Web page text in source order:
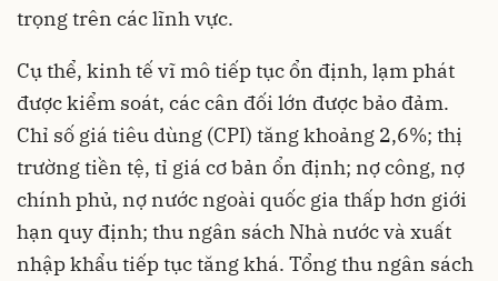
trọng trên các lĩnh vực.
Cụ thể, kinh tế vĩ mô tiếp tục ổn định, lạm phát
được kiểm soát, các cân đối lớn được bảo đảm.
Chỉ số giá tiêu dùng (CPI) tăng khoảng 2,6%; thị
trường tiền tệ, tỉ giá cơ bản ổn định; nợ công, nợ
chính phủ, nợ nước ngoài quốc gia thấp hơn giới
hạn quy định; thu ngân sách Nhà nước và xuất
nhập khẩu tiếp tục tăng khá. Tổng thu ngân sách